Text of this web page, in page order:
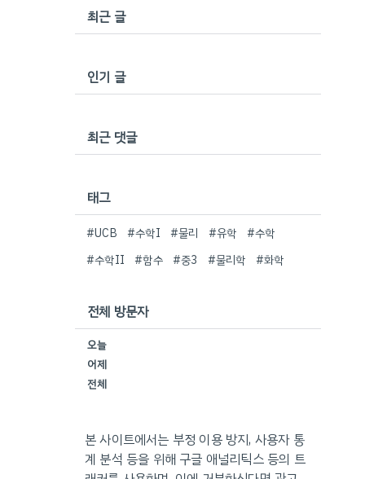
최근 글
인기 글
최근 댓글
태그
#UCB #수학I #물리 #유학
#수학
#수학II
#함수 #중3 #물리학 #화학
전체 방문자
오늘
어제
전체
본 사이트에서는 부정 이용 방지, 사용자 통
계 분석 등을 위해 구글 애널리틱스 등의 트